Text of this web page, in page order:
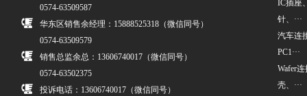
0574-63509587
华东区销售余经理：15888525318（微信同号）
0574-63509579
销售总监余总：13606740017（微信同号）
0574-63502375
投诉电话：13606740017（微信同号）
IC插座
针、···
汽车连
PC1···
Wafer
壳、···